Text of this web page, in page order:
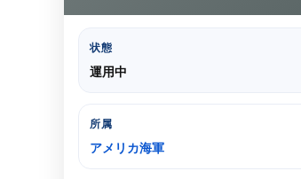
状態
運用中
所属
アメリカ海軍